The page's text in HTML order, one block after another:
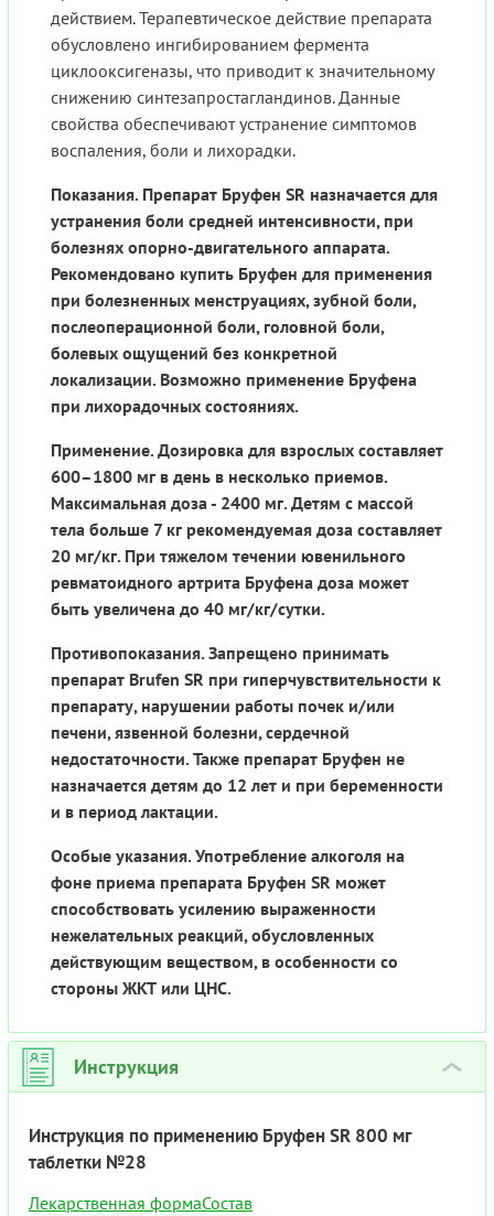
действием. Терапевтическое действие препарата
обусловлено ингибированием фермента
циклооксигеназы, что приводит к значительному
снижению синтезапростагландинов. Данные
свойства обеспечивают устранение симптомов
воспаления, боли и лихорадки.
Показания. Препарат Бруфен SR назначается для
устранения боли средней интенсивности, при
болезнях опорно-двигательного аппарата.
Рекомендовано купить Бруфен для применения
при болезненных менструациях, зубной боли,
послеоперационной боли, головной боли,
болевых ощущений без конкретной
локализации. Возможно применение Бруфена
при лихорадочных состояниях.
Применение. Дозировка для взрослых составляет
600–1800 мг в день в несколько приемов.
Максимальная доза - 2400 мг. Детям с массой
тела больше 7 кг рекомендуемая доза составляет
20 мг/кг. При тяжелом течении ювенильного
ревматоидного артрита Бруфена доза может
быть увеличена до 40 мг/кг/сутки.
Противопоказания. Запрещено принимать
препарат Brufen SR при гиперчувствительности к
препарату, нарушении работы почек и/или
печени, язвенной болезни, сердечной
недостаточности. Также препарат Бруфен не
назначается детям до 12 лет и при беременности
и в период лактации.
Особые указания. Употребление алкоголя на
фоне приема препарата Бруфен SR может
способствовать усилению выраженности
нежелательных реакций, обусловленных
действующим веществом, в особенности со
стороны ЖКТ или ЦНС.
Инструкция ›
Инструкция по применению Бруфен SR 800 мг
таблетки №28
Лекарственная формаСостав